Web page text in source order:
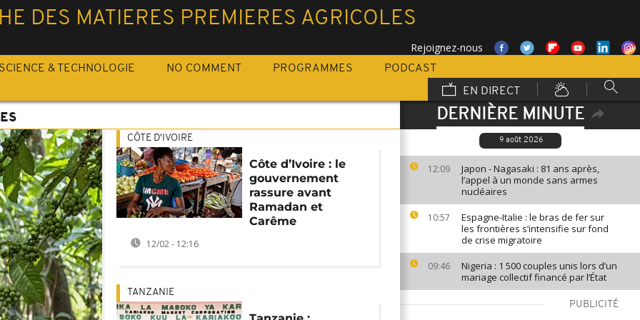
DES MATIERES PREMIERES AGRICOLES
Rejoignez-nous
SCIENCE & TECHNOLOGIE NO COMMENT PROGRAMMES
PODCAST
EN DIRECT
DERNIÈRE MINUTE
9 août 2026
12:09
Japon - Nagasaki : 81 ans après,
l’appel à un monde sans armes
nucléaires
10:57
Espagne-Italie : le bras de fer sur
les frontières s’intensifie sur fond
de crise migratoire
09:46
Nigeria : 1 500 couples unis lors d’un
mariage collectif financé par l’État
PUBLICITÉ
CÔTE D'IVOIRE
Côte d’Ivoire : le
gouvernement
rassure avant
Ramadan et
Carême
12/02 - 12:16
TANZANIE